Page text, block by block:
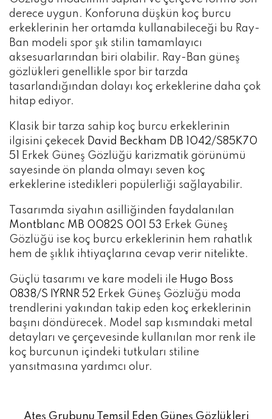
derece uygun. Konforuna düşkün koç burcu
erkeklerinin her ortamda kullanabileceği bu Ray-
Ban modeli spor şık stilin tamamlayıcı
aksesuarlarından biri olabilir. Ray-Ban güneş
gözlükleri genellikle spor bir tarzda
tasarlandığından dolayı koç erkeklerine daha çok
hitap ediyor.
Klasik bir tarza sahip koç burcu erkeklerinin
ilgisini çekecek David Beckham DB 1042/S85K70
51
Erkek Güneş Gözlüğü karizmatik görünümü
sayesinde ön planda olmayı seven koç
erkeklerine istedikleri popülerliği sağlayabilir.
Tasarımda siyahın asilliğinden faydalanılan
Montblanc MB 0082S 001 53 Erkek Güneş
Gözlüğü ise koç burcu erkeklerinin hem rahatlık
hem de şıklık ihtiyaçlarına cevap verir nitelikte.
Güçlü tasarımı ve kare modeli ile Hugo Boss
0838/S IYRNR 52 Erkek Güneş Gözlüğü moda
trendlerini yakından takip eden koç erkeklerinin
başını döndürecek. Model sap kısmındaki metal
detayları ve çerçevesinde kullanılan mor renk ile
koç burcunun içindeki tutkuları stiline
yansıtmasına yardımcı olur.
Ateş Grubunu Temsil Eden Güneş Gözlükleri